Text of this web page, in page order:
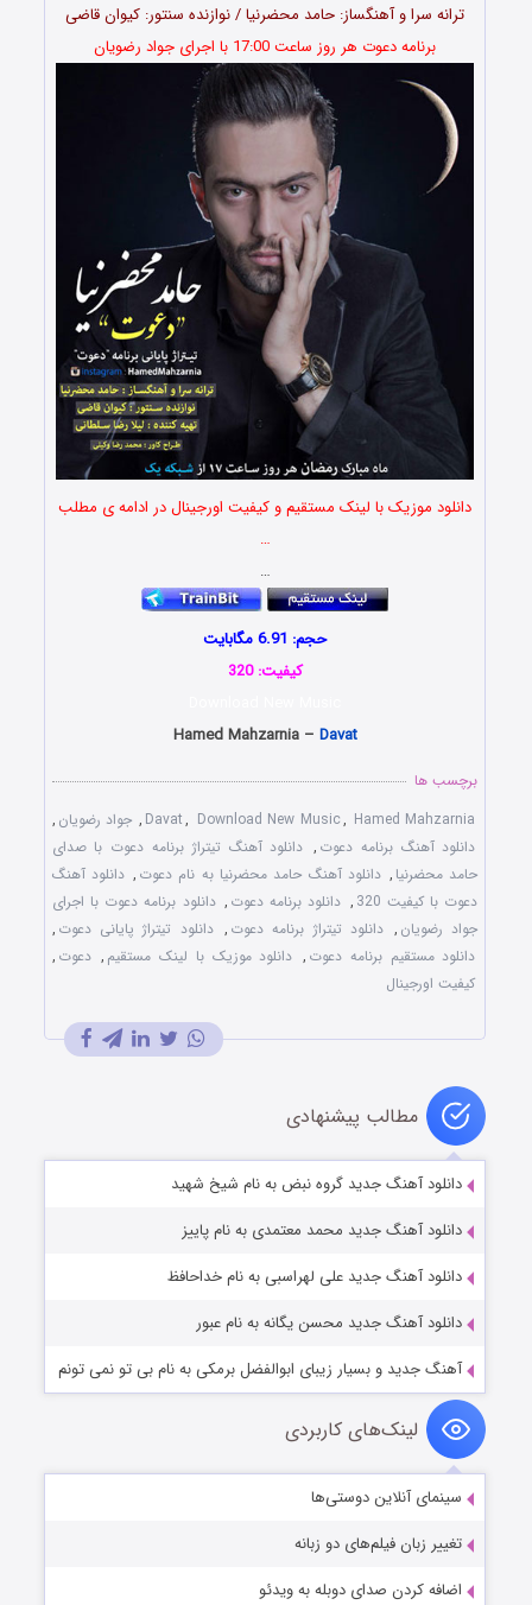
ترانه سرا و آهنگساز: حامد محضرنیا / نوازنده سنتور: کیوان قاضی
برنامه دعوت هر روز ساعت 17:00 با اجرای جواد رضویان
دانلود موزیک با لینک مستقیم و کیفیت اورجینال در ادامه ی مطلب
…
…
حجم: 6.91 مگابایت
کیفیت: 320
Hamed Mahzarnia – Davat
برچسب ها
Davat, Download New Music, Hamed Mahzarnia
, جواد رضویان ,
دانلود آهنگ برنامه دعوت , دانلود آهنگ تیتراژ برنامه دعوت با صدای
حامد محضرنیا , دانلود آهنگ حامد محضرنیا به نام دعوت , دانلود آهنگ
دعوت با کیفیت 320
, دانلود برنامه دعوت , دانلود برنامه دعوت با اجرای
جواد رضویان , دانلود تیتراژ برنامه دعوت , دانلود تیتراژ پایانی دعوت ,
دانلود مستقیم برنامه دعوت , دانلود موزیک با لینک مستقیم , دعوت ,
کیفیت اورجینال
مطالب پیشنهادی
دانلود آهنگ جدید گروه نبض به نام شیخ شهید
دانلود آهنگ جدید محمد معتمدی به نام پاییز
دانلود آهنگ جدید علی لهراسبی به نام خداحافظ
دانلود آهنگ جدید محسن یگانه به نام عبور
آهنگ جدید و بسیار زیبای ابوالفضل برمکی به نام بی تو نمی تونم
لینک‌های کاربردی
سینمای آنلاین دوستی‌ها
تغییر زبان فیلم‌های دو زبانه
اضافه کردن صدای دوبله به ویدئو